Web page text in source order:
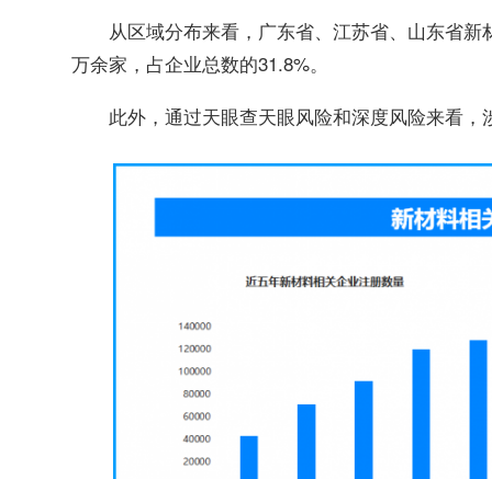
从区域分布来看，广东省、江苏省、山东省
万余家，占企业总数的31.8%。
此外，通过天眼查天眼风险和深度风险来看